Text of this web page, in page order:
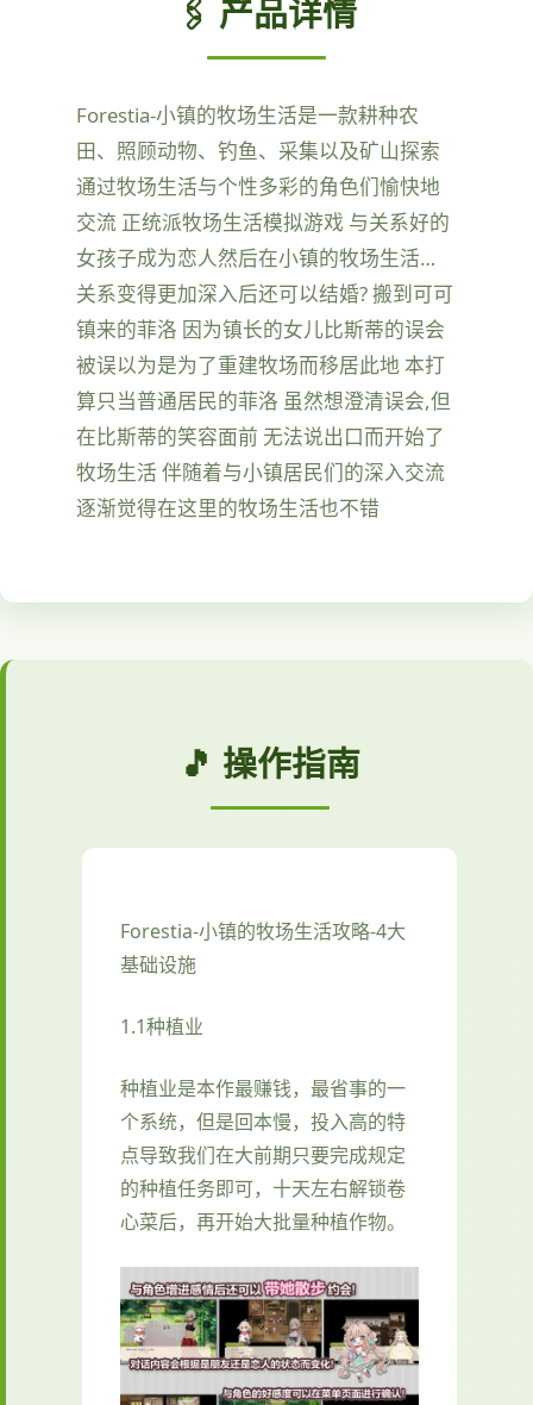
🖇️ 产品详情
Forestia-小镇的牧场生活是一款耕种农
田、照顾动物、钓鱼、采集以及矿山探索
通过牧场生活与个性多彩的角色们愉快地
交流 正统派牧场生活模拟游戏 与关系好的
女孩子成为恋人然后在小镇的牧场生活…
关系变得更加深入后还可以结婚? 搬到可可
镇来的菲洛 因为镇长的女儿比斯蒂的误会
被误以为是为了重建牧场而移居此地 本打
算只当普通居民的菲洛 虽然想澄清误会,但
在比斯蒂的笑容面前 无法说出口而开始了
牧场生活 伴随着与小镇居民们的深入交流
逐渐觉得在这里的牧场生活也不错
🎵 操作指南
Forestia-小镇的牧场生活攻略-4大
基础设施
1.1种植业
种植业是本作最赚钱，最省事的一
个系统，但是回本慢，投入高的特
点导致我们在大前期只要完成规定
的种植任务即可，十天左右解锁卷
心菜后，再开始大批量种植作物。